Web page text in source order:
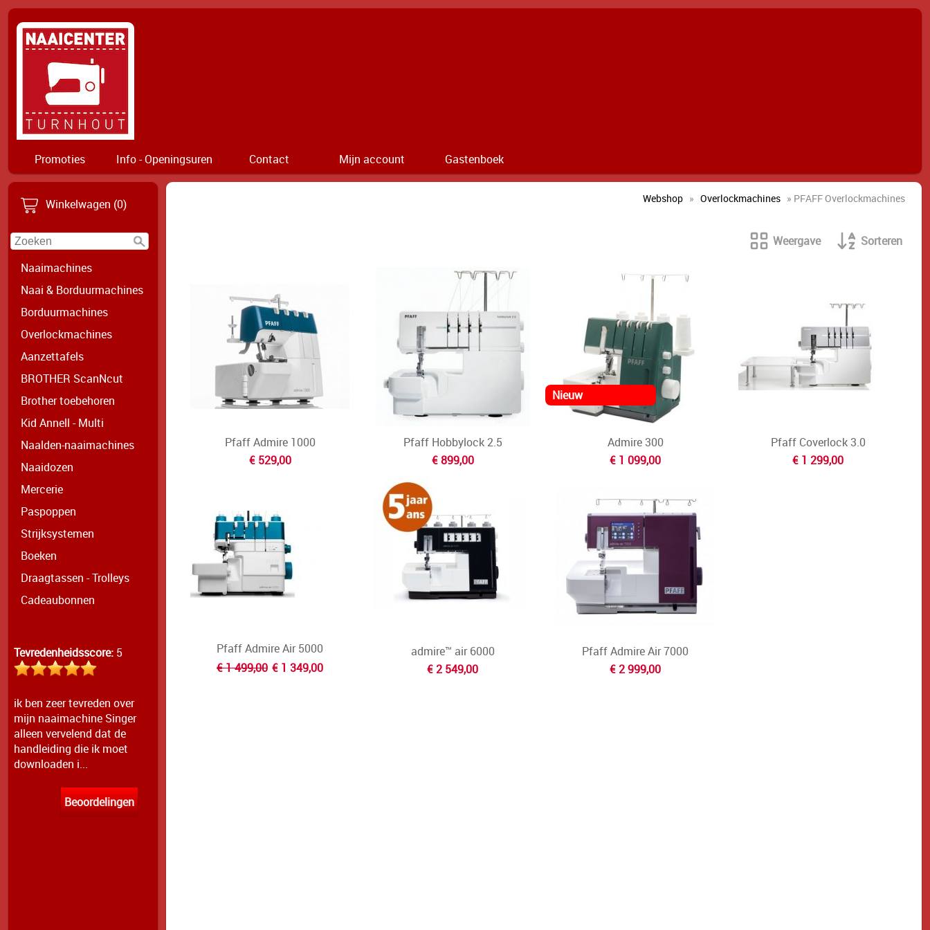
Promoties Info - Openingsuren Contact Mijn account Gastenboek
Winkelwagen (0)
Naaimachines
Naai & Borduurmachines
Borduurmachines
Overlockmachines
Aanzettafels
BROTHER ScanNcut
Brother toebehoren
Kid Annell - Multi
Naalden-naaimachines
Naaidozen
Mercerie
Paspoppen
Strijksystemen
Boeken
Draagtassen - Trolleys
Cadeaubonnen
Tevredenheidsscore: 5
ik ben zeer tevreden over
mijn naaimachine Singer
alleen vervelend dat de
handleiding die ik moet
downloaden i...
Beoordelingen
Webshop » Overlockmachines » PFAFF Overlockmachines
Weergave Sorteren
Pfaff Admire 1000
€ 529,00
Pfaff Hobbylock 2.5
€ 899,00
Admire 300
€ 1 099,00
Pfaff Coverlock 3.0
€ 1 299,00
Pfaff Admire Air 5000
€ 1 499,00 € 1 349,00
admire™ air 6000
€ 2 549,00
Pfaff Admire Air 7000
€ 2 999,00